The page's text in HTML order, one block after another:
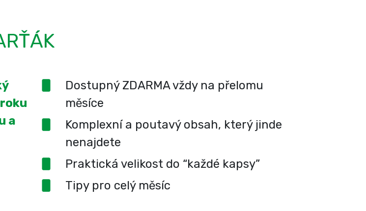
a
Dostupný ZDARMA vždy na přelomu
měsíce
Komplexní a poutavý obsah, který jinde
nenajdete
Praktická velikost do “každé kapsy”
Tipy pro celý měsíc